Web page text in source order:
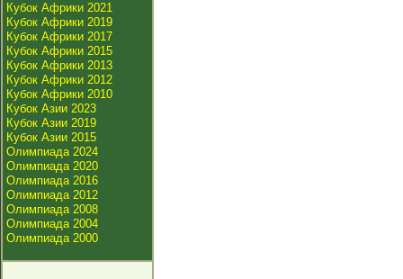
Кубок Африки 2021
Кубок Африки 2019
Кубок Африки 2017
Кубок Африки 2015
Кубок Африки 2013
Кубок Африки 2012
Кубок Африки 2010
Кубок Азии 2023
Кубок Азии 2019
Кубок Азии 2015
Олимпиада 2024
Олимпиада 2020
Олимпиада 2016
Олимпиада 2012
Олимпиада 2008
Олимпиада 2004
Олимпиада 2000